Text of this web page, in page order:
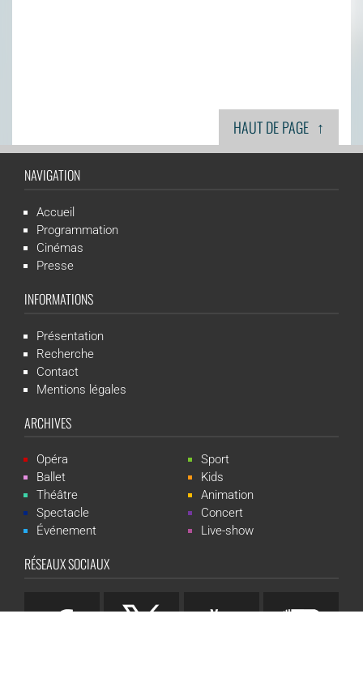
HAUT DE PAGE ↑
NAVIGATION
Accueil
Programmation
Cinémas
Presse
INFORMATIONS
Présentation
Recherche
Contact
Mentions légales
ARCHIVES
Opéra
Ballet
Théâtre
Spectacle
Événement
Sport
Kids
Animation
Concert
Live-show
RÉSEAUX SOCIAUX